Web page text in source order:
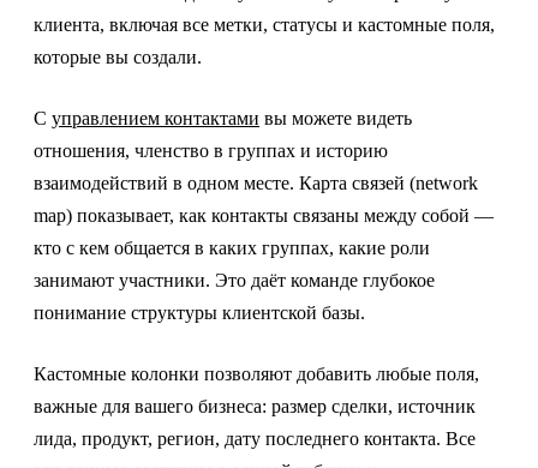
клиента, включая все метки, статусы и кастомные поля,
которые вы создали.
С управлением контактами вы можете видеть
отношения, членство в группах и историю
взаимодействий в одном месте. Карта связей (network
map) показывает, как контакты связаны между собой —
кто с кем общается в каких группах, какие роли
занимают участники. Это даёт команде глубокое
понимание структуры клиентской базы.
Кастомные колонки позволяют добавить любые поля,
важные для вашего бизнеса: размер сделки, источник
лида, продукт, регион, дату последнего контакта. Все